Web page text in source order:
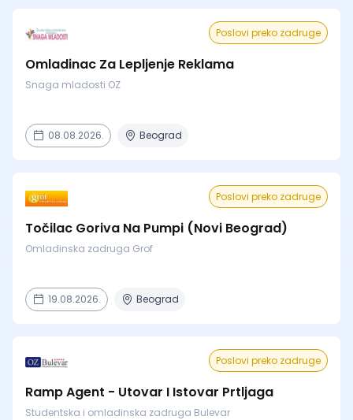
Poslovi preko zadruge
Omladinac Za Lepljenje Reklama
Snaga mladosti OZ
08.08.2026. Beograd
Poslovi preko zadruge
Točilac Goriva Na Pumpi (Novi Beograd)
Omladinska zadruga Grof
19.08.2026. Beograd
Poslovi preko zadruge
Ramp Agent - Utovar I Istovar Prtljaga
Studentska i omladinska zadruga Bulevar